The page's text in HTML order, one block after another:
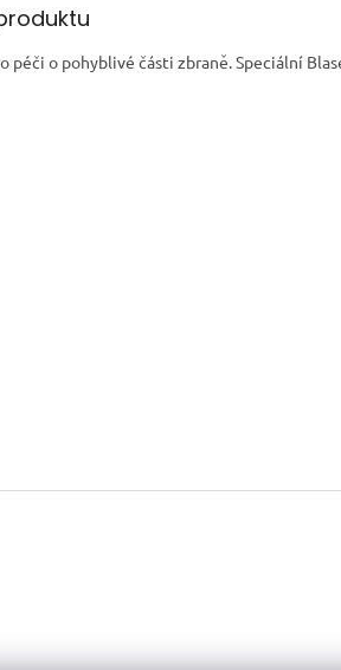
péči o pohyblivé části zbraně. Speciální